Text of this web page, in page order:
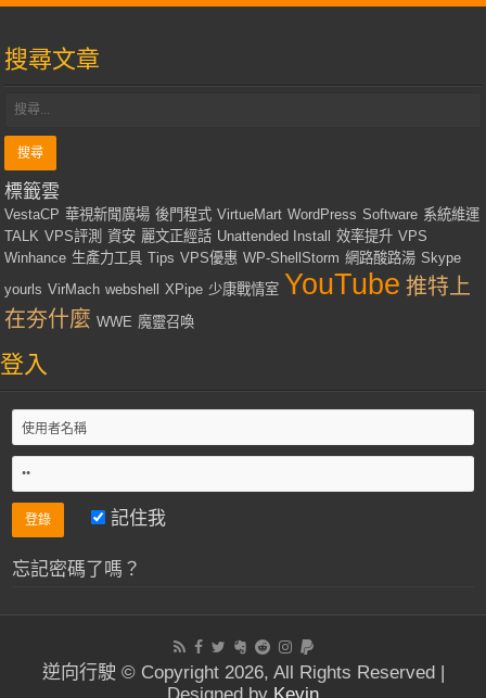
搜尋文章
標籤雲
VestaCP 華視新聞廣場 後門程式 VirtueMart WordPress Software 系統維運
TALK VPS評測 資安 麗文正經話 Unattended Install 效率提升 VPS
Winhance 生產力工具 Tips VPS優惠 WP-ShellStorm 網路酸路湯 Skype
yourls VirMach webshell XPipe 少康戰情室 YouTube 推特上
在夯什麼 WWE 魔靈召喚
登入
記住我
忘記密碼了嗎？
逆向行駛 © Copyright 2026, All Rights Reserved |